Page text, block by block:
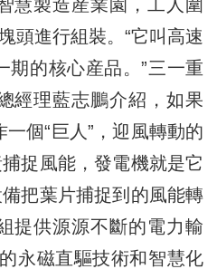
製造産業園，工人圍
頭進行組裝。“它叫高速
期的核心産品。”三一重
經理藍志鵬介紹，如果
個“巨人”，迎風轉動的
捉風能，發電機就是它
把葉片捕捉到的風能轉
提供源源不斷的電力輸
永磁直驅技術和智慧化